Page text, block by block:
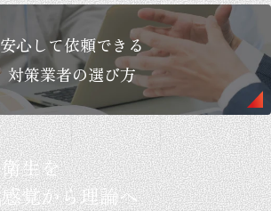
安心して依頼できる
対策業者の選び方
衛生を
感覚から理論へ